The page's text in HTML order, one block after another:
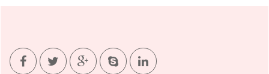
ボール一つで混ぜるだけ！とっても美味しいパウンドケーキ
こんにちは！お菓子研究家 橋本清美です。 今回は、ボール
ひとつで作れる簡単でとても…